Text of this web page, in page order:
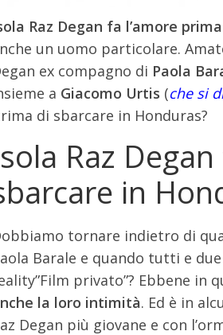
Raz Degan fa l’amore
un uomo particolare.
ex compagno di Paola
a Giacomo Urtis (che si
di sbarcare in Honduras?
Raz
in
tornare indietro di
Barale e quando tutti e
privato”? Ebbene in
la loro intimità. Ed è in
Degan più giovane e con